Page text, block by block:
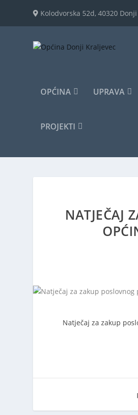
Kolodvorska 52d, 40320
OPĆINA UPRAVA
PROJEKTI
NATJEČAJ
Natječaj za zakup